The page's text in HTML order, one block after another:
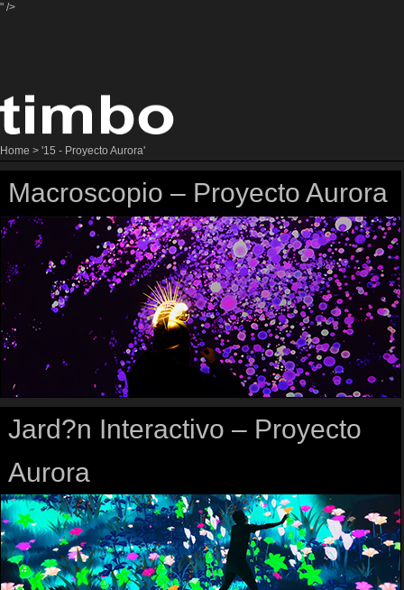
" />
Home > '15 - Proyecto Aurora'
Macroscopio – Proyecto Aurora
Jard?n Interactivo – Proyecto
Aurora